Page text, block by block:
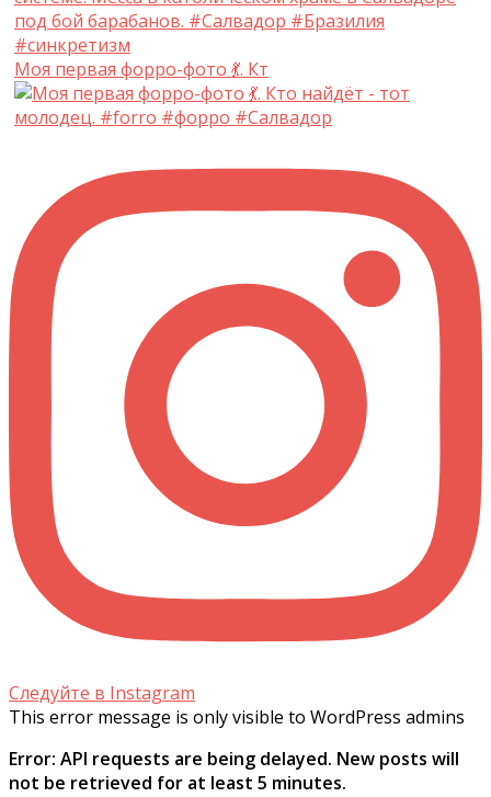
Моя первая форро-фото 💃. Кт
Следуйте в Instagram
This error message is only visible to WordPress admins
Error: API requests are being delayed. New posts will
not be retrieved for at least 5 minutes.